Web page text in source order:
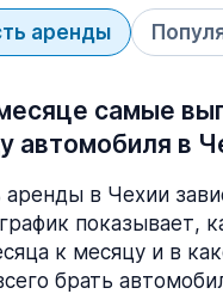
аренды
самые
автомобиля в
в Чехии
показывает,
к месяцу и в
брать